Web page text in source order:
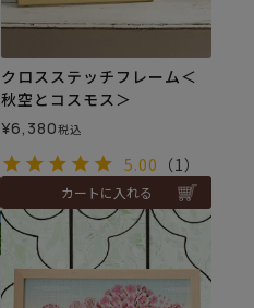
クロスステッチフレーム＜
秋空とコスモス＞
¥6,380税込
5.00 （1）
カートに入れる